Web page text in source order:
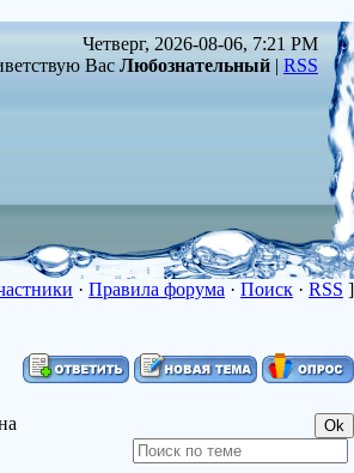
Четверг, 2026-08-06, 7:21 PM
Вас Любознательный | RSS
· Правила форума · Поиск · RSS ]